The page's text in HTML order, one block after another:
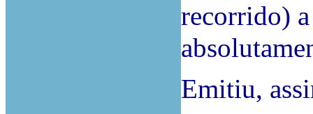
recorrido)
Emitiu,